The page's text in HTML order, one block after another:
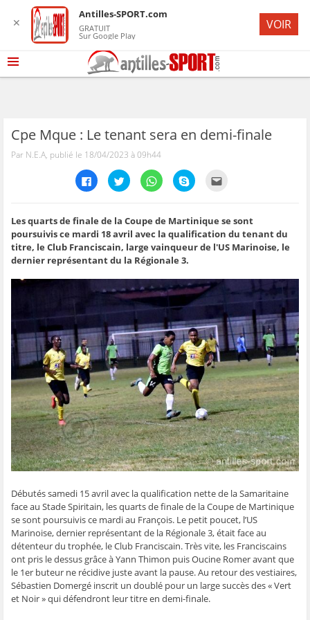
Cpe Mque : Le tenant sera en demi-finale
Par N.E.A, publié le 18/04/2023 à 09h44
C
l
e
z
p
o
u
r
a
t
r
s
u
r
F
a
c
e
b
o
k
(
o
u
v
r
e
n
s
u
n
e
n
o
u
v
e
l
l
f
C
l
e
z
p
o
u
r
a
t
a
g
r
s
u
r
T
w
i
t
t
e
r
(
o
u
v
r
e
d
s
n
e
n
o
u
v
e
l
l
e
e
C
l
e
z
p
o
u
r
a
r
t
g
r
s
u
r
W
h
a
t
s
A
p
p
(
o
u
v
r
e
n
s
u
n
e
n
o
u
v
e
l
f
C
l
e
z
p
o
u
a
r
t
a
e
r
s
u
r
S
k
y
p
e
(
o
u
v
r
e
d
a
n
n
n
o
u
v
e
l
l
e
f
e
ê
e
z
p
o
u
n
e
r
p
a
e
-
m
a
i
l
à
u
n
a
m
i
(
o
u
e
a
n
s
u
n
e
n
o
u
v
Les quarts de finale de la Coupe de Martinique se sont
poursuivis ce mardi 18 avril avec la qualification du tenant du
titre, le Club Franciscain, large vainqueur de l'US Marinoise, le
dernier représentant du la Régionale 3.
Débutés samedi 15 avril avec la qualification nette de la Samaritaine
face au Stade Spiritain, les quarts de finale de la Coupe de Martinique
se sont poursuivis ce mardi au François. Le petit poucet, l’US
Marinoise, dernier représentant de la Régionale 3, était face au
détenteur du trophée, le Club Franciscain. Très vite, les Franciscains
ont pris le dessus grâce à Yann Thimon puis Oucine Romer avant que
le 1er buteur ne récidive juste avant la pause. Au retour des vestiaires,
Sébastien Domergé inscrit un doublé pour un large succès des « Vert
et Noir » qui défendront leur titre en demi-finale.
✕
Antilles-SPORT.com
GRATUIT
Sur Google Play
VOIR